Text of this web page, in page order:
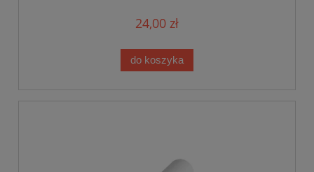
24,00 zł
do koszyka